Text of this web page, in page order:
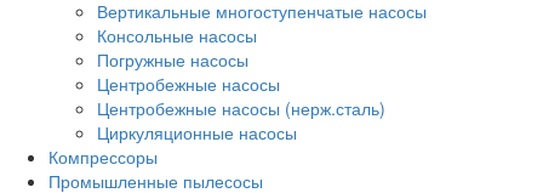
Вертикальные многоступенчатые насосы
Консольные насосы
Погружные насосы
Центробежные насосы
Центробежные насосы (нерж.сталь)
Циркуляционные насосы
Компрессоры
Промышленные пылесосы